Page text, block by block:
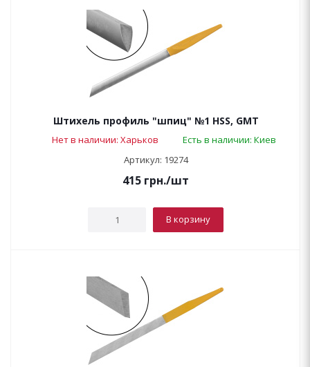
Штихель профиль "шпиц" №1 HSS, GMT
Нет в наличии: Харьков
Есть в наличии: Киев
Артикул: 19274
415 грн./шт
В корзину